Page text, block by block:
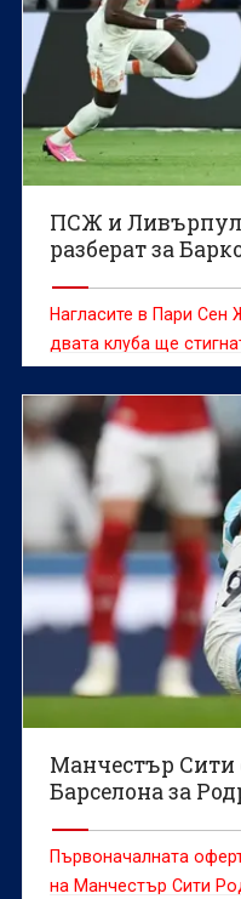
ПСЖ и Ливърпул
разберат за
Нагласите в Пари
двата клуба ще
трансфера на Брадли
Манчестър Сити
Барселона за
Първоначалната
на Манчестър Сити